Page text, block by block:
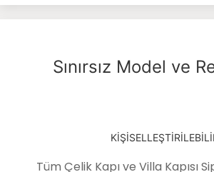
Sınırsız Model ve
Tüm Çelik Kapı ve Villa Kapısı